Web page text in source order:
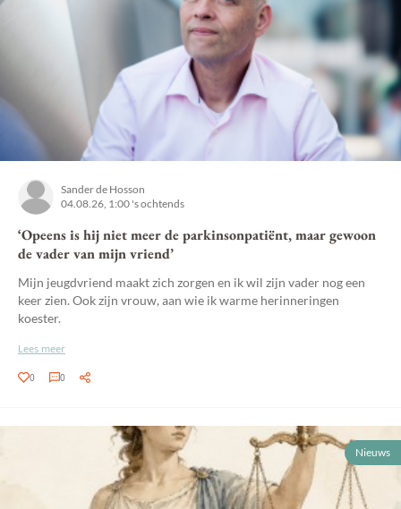
Sander de Hosson
04.08.26, 1:00 's ochtends
‘Opeens is hij niet meer de parkinsonpatiënt, maar gewoon
de vader van mijn vriend’
Mijn jeugdvriend maakt zich zorgen en ik wil zijn vader nog een
keer zien. Ook zijn vrouw, aan wie ik warme herinneringen
koester.
Lees meer
0 0
Nieuws